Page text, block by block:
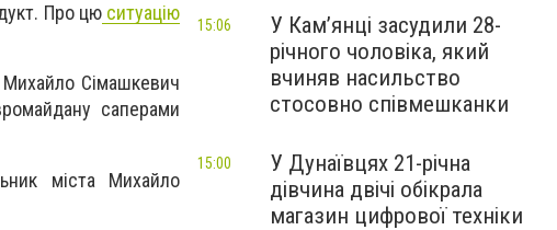
Про цюситуацію
Сімашкевич
саперами
міста Михайло
У Камʼянці засудили 28-
річного чоловіка, який
вчиняв насильство
стосовно співмешканки
15:06
У Дунаївцях 21-річна
дівчина двічі обікрала
магазин цифрової техніки
15:00